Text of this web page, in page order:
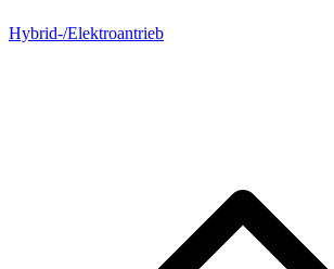
Hybrid-/Elektroantrieb